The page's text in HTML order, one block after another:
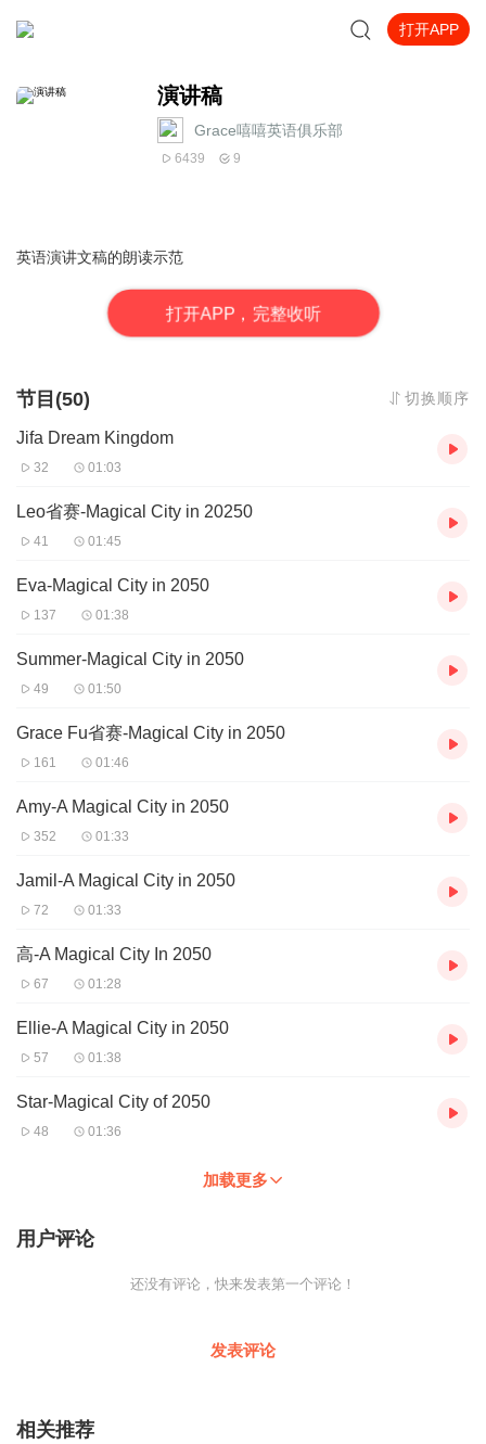
打开APP
演讲稿
Grace嘻嘻英语俱乐部
6439 9
英语演讲文稿的朗读示范
打开APP，完整收听
节目(50) 切换顺序
Jifa Dream Kingdom
32 01:03
Leo省赛-Magical City in 20250
41 01:45
Eva-Magical City in 2050
137 01:38
Summer-Magical City in 2050
49 01:50
Grace Fu省赛-Magical City in 2050
161 01:46
Amy-A Magical City in 2050
352 01:33
Jamil-A Magical City in 2050
72 01:33
高-A Magical City In 2050
67 01:28
Ellie-A Magical City in 2050
57 01:38
Star-Magical City of 2050
48 01:36
加载更多
用户评论
还没有评论，快来发表第一个评论！
发表评论
相关推荐